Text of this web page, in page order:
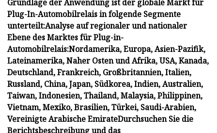
Grundlage der Anwendung ist der globale Markt für
Plug-In-Automobilrelais in folgende Segmente
unterteilt:Analyse auf regionaler und nationaler
Ebene des Marktes für Plug-in-
Automobilrelais:Nordamerika, Europa, Asien-Pazifik,
Lateinamerika, Naher Osten und Afrika, USA, Kanada,
Deutschland, Frankreich, Großbritannien, Italien,
Russland, China, Japan, Südkorea, Indien, Australien,
Taiwan, Indonesien, Thailand, Malaysia, Philippinen,
Vietnam, Mexiko, Brasilien, Türkei, Saudi-Arabien,
Vereinigte Arabische EmirateDurchsuchen Sie die
Berichtsbeschreibung und das